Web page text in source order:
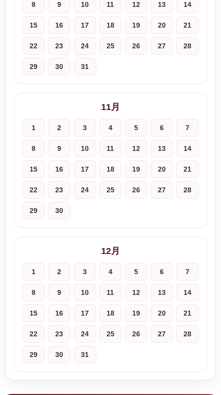
8 9 10 11 12 13 14
15 16 17 18 19 20 21
22 23 24 25 26 27 28
29 30 31
11月
1 2 3 4 5 6 7
8 9 10 11 12 13 14
15 16 17 18 19 20 21
22 23 24 25 26 27 28
29 30
12月
1 2 3 4 5 6 7
8 9 10 11 12 13 14
15 16 17 18 19 20 21
22 23 24 25 26 27 28
29 30 31